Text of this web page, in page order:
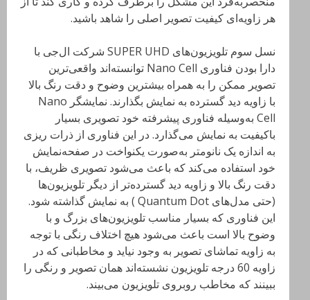
هر زاویه‌ای کیفیت تصویر اصلی را شاهد باشید.
نسل سوم تلویزیون‌های SUPER UHD شرکت ال‌جی با
دارا بودن فناوری Nano Cell توانسته‌اند واقعی‌ترین
تصویر ممکن را به همراه بیشترین وضوح و دقت رنگ بالا
با زاویه دید گسترده به نمایش بگذارند. نمایشگر Nano
Cell به‌وسیله فناوری پیشرفته خود تصویری بسیار
باکیفیت به نمایش می‌گذارد. در این فناوری از ذرات ریزی
به اندازه یک نانومتر به‌صورت یکنواخت در صفحه‌نمایش
خود استفاده می‌کند که باعث می‌شود تصویری ظریف، با
دقت رنگ بالا و زاویه دید گسترده‌تر از دیگر تلویزیون‌ها
(حتی مدل‌های Quantum Dot ) به نمایش گذاشته شود.
این فناوری که بسیار مناسب تلویزیون‌های بزرگ و با
وضوح بالا است باعث می‌شود هیچ اختلاف رنگی با توجه
به زاویه تماشای تصویر به وجود نیاید و مخاطبانی که در
زاویه 60 درجه تلویزیون نشسته‌اند همان تصویر و رنگی را
ببینند که مخاطب روبروی تلویزیون می‌بیند.